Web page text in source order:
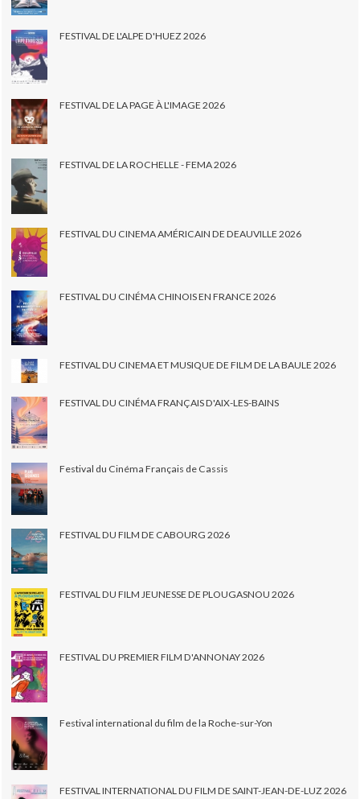
FESTIVAL DE L'ALPE D'HUEZ 2026
FESTIVAL DE LA PAGE À L'IMAGE 2026
FESTIVAL DE LA ROCHELLE - FEMA 2026
FESTIVAL DU CINEMA AMÉRICAIN DE DEAUVILLE 2026
FESTIVAL DU CINÉMA CHINOIS EN FRANCE 2026
FESTIVAL DU CINEMA ET MUSIQUE DE FILM DE LA BAULE 2026
FESTIVAL DU CINÉMA FRANÇAIS D'AIX-LES-BAINS
Festival du Cinéma Français de Cassis
FESTIVAL DU FILM DE CABOURG 2026
FESTIVAL DU FILM JEUNESSE DE PLOUGASNOU 2026
FESTIVAL DU PREMIER FILM D'ANNONAY 2026
Festival international du film de la Roche-sur-Yon
FESTIVAL INTERNATIONAL DU FILM DE SAINT-JEAN-DE-LUZ 2026